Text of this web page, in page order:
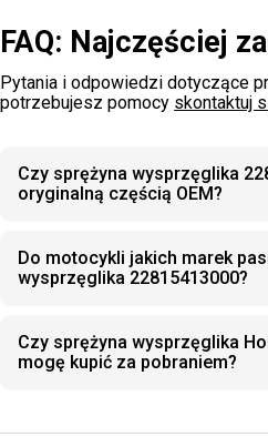
FAQ: Najczęściej
Pytania i odpowiedzi dotyczące
potrzebujesz pomocy skontaktuj
Czy sprężyna wysprzęglika
oryginalną częścią OEM?
Do motocykli jakich marek
wysprzęglika 22815413000?
Czy sprężyna wysprzęglika
mogę kupić za pobraniem?